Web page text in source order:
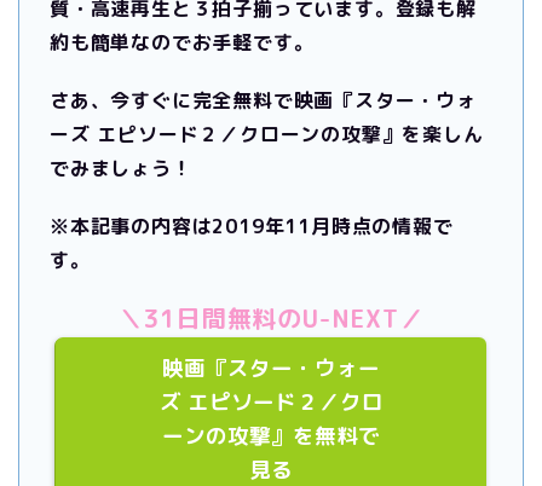
質・高速再生と３拍子揃っています。 登録も解
約も簡単なのでお手軽です。
さあ、今すぐに完全無料で映画『スター・ウォ
ーズ エピソード２／クローンの攻撃』を楽しん
でみましょう！
※本記事の内容は2019年11月時点の情報で
す。
＼31日間無料のU-NEXT／
映画『スター・ウォー
ズ エピソード２／クロ
ーンの攻撃』を無料で
見る